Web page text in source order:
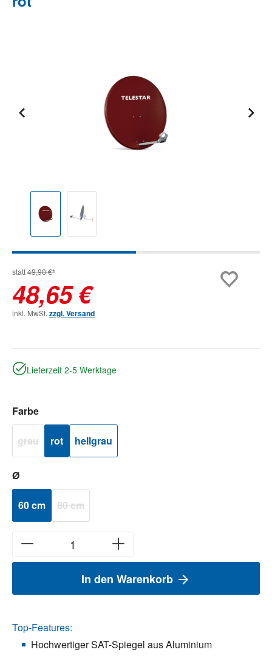
statt49,90 €*
48,65 €
inkl. MwSt. zzgl. Versand
Lieferzeit 2-5 Werktage
Farbeauswählen
grau(Diese Option ist zurzeit nicht verfügbar.)
rot hellgrau
Øauswählen
60 cm 80 cm(Diese Option ist zurzeit nicht verfügbar.)
In den Warenkorb
Top-Features:
Hochwertiger SAT-Spiegel aus Aluminium